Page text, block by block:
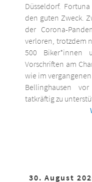
Düsseldorf.
den guten Zweck.
der Corona-
verloren, trotzdem
500 Biker*innen
Vorschriften am
wie im
Bellinghausen
tatkräftig zu
30. August